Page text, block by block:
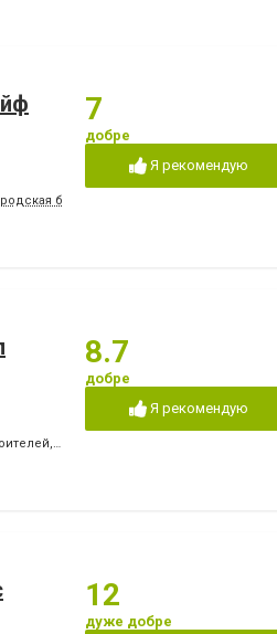
Лікування зубів
Лікування лазером
Лікування періоститу
Лікування ясен
Чистка зубів
больница №2, конечная остановка
7
добре
Я рекомендую
, +380 (67) 939-27-87 пр. Победы
8.7
добре
Я рекомендую
12
дуже добре